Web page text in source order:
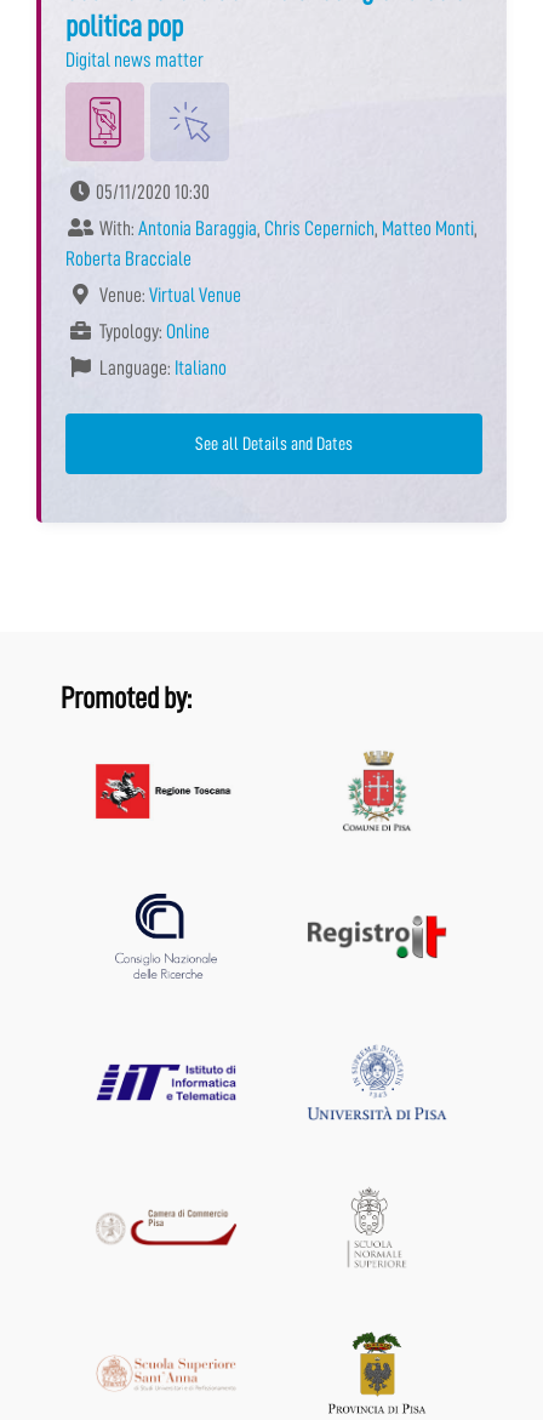
politica pop
Digital news matter
05/11/2020 10:30
With: Antonia Baraggia, Chris Cepernich, Matteo Monti,
Roberta Bracciale
Venue: Virtual Venue
Typology: Online
Language: Italiano
See all Details and Dates
Promoted by: